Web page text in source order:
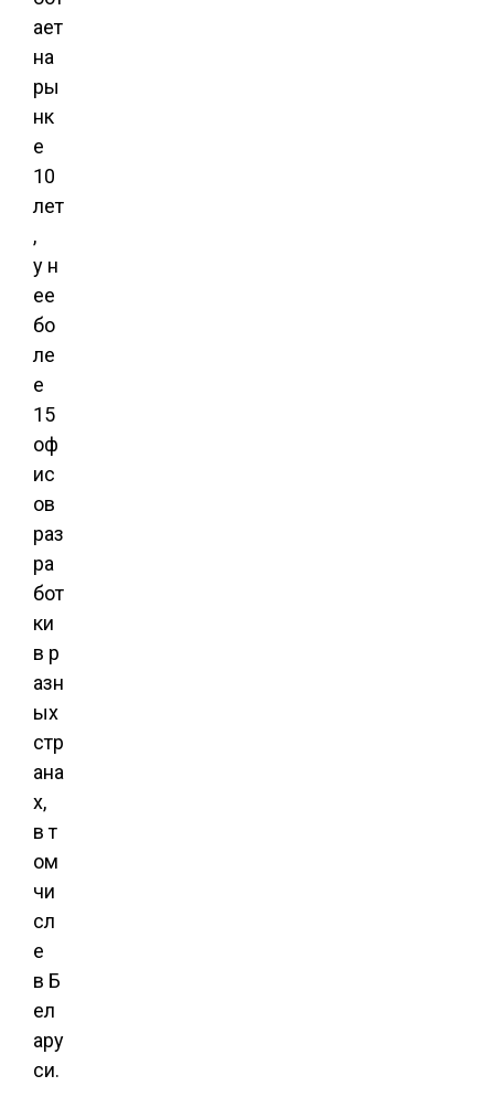
ает
на
ры
нк
е
10
лет
,
у н
ее
бо
ле
е
15
оф
ис
ов
раз
ра
бот
ки
в р
азн
ых
стр
ана
х,
в т
ом
чи
сл
е
в Б
ел
ару
си.